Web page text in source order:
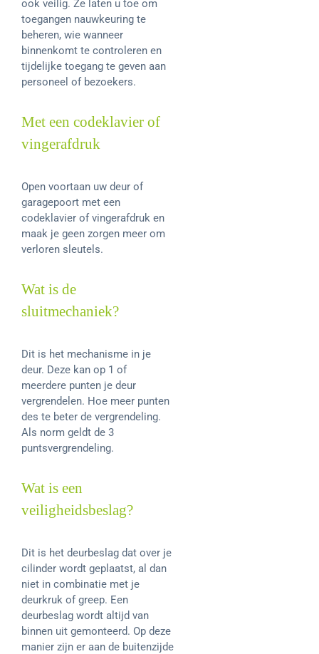
ook veilig. Ze laten u toe om
toegangen nauwkeuring te
beheren, wie wanneer
binnenkomt te controleren en
tijdelijke toegang te geven aan
personeel of bezoekers.
Met een codeklavier of
vingerafdruk
Open voortaan uw deur of
garagepoort met een
codeklavier of vingerafdruk en
maak je geen zorgen meer om
verloren sleutels.
Wat is de
sluitmechaniek?
Dit is het mechanisme in je
deur. Deze kan op 1 of
meerdere punten je deur
vergrendelen. Hoe meer punten
des te beter de vergrendeling.
Als norm geldt de 3
puntsvergrendeling.
Wat is een
veiligheidsbeslag?
Dit is het deurbeslag dat over je
cilinder wordt geplaatst, al dan
niet in combinatie met je
deurkruk of greep. Een
deurbeslag wordt altijd van
binnen uit gemonteerd. Op deze
manier zijn er aan de buitenzijde